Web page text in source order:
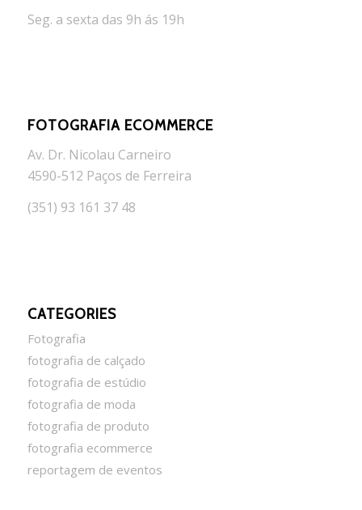
Seg. a sexta das 9h ás 19h
FOTOGRAFIA ECOMMERCE
Av. Dr. Nicolau Carneiro
4590-512 Paços de Ferreira
(351) 93 161 37 48
CATEGORIES
Fotografia
fotografia de calçado
fotografia de estúdio
fotografia de moda
fotografia de produto
fotografia ecommerce
reportagem de eventos